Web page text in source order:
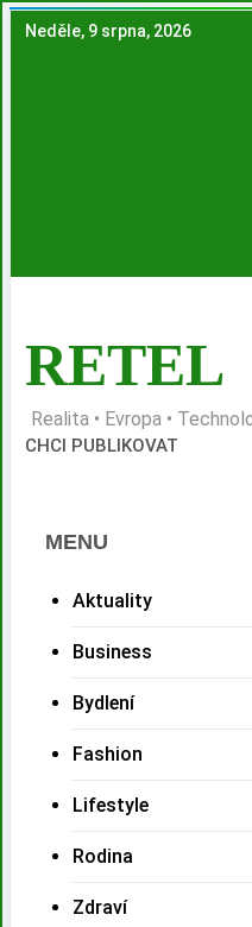
Skip
to
Neděle, 9 srpna, 2026
RETEL
Realita • Evropa •
CHCI PUBLIKOVAT
MENU
Aktuality
Business
Bydlení
Fashion
Lifestyle
Rodina
Zdraví